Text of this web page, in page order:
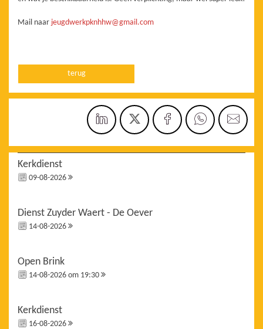
Mail naar jeugdwerkpknhhw@gmail.com
terug
Kerkdienst
09-08-2026
Dienst Zuyder Waert - De Oever
14-08-2026
Open Brink
14-08-2026 om 19:30
Kerkdienst
16-08-2026